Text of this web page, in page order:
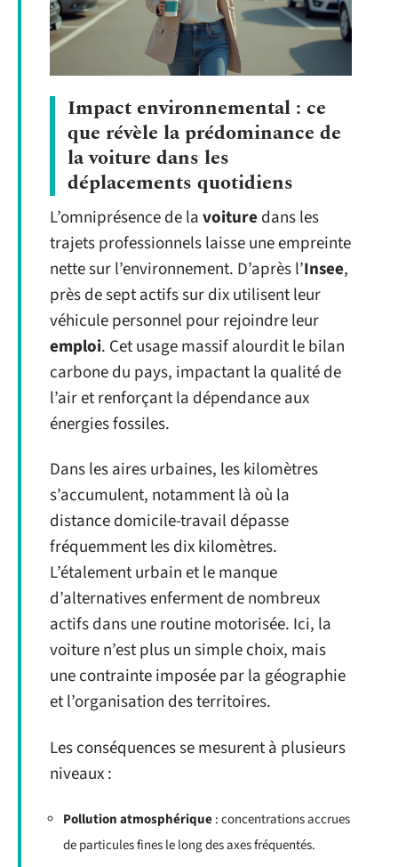
Impact environnemental : ce
que révèle la prédominance de
la voiture dans les
déplacements quotidiens
L’omniprésence de lavoiture dans les
trajets professionnels laisse une empreinte
nette sur l’environnement. D’après l’Insee,
près de sept actifs sur dix utilisent leur
véhicule personnel pour rejoindre leur
emploi. Cet usage massif alourdit le bilan
carbone du pays, impactant la qualité de
l’air et renforçant la dépendance aux
énergies fossiles.
Dans les aires urbaines, les kilomètres
s’accumulent, notamment là où la
distance domicile-travail dépasse
fréquemment les dix kilomètres.
L’étalement urbain et le manque
d’alternatives enferment de nombreux
actifs dans une routine motorisée. Ici, la
voiture n’est plus un simple choix, mais
une contrainte imposée par la géographie
et l’organisation des territoires.
Les conséquences se mesurent à plusieurs
niveaux :
Pollution atmosphérique: concentrations accrues
de particules fines le long des axes fréquentés.